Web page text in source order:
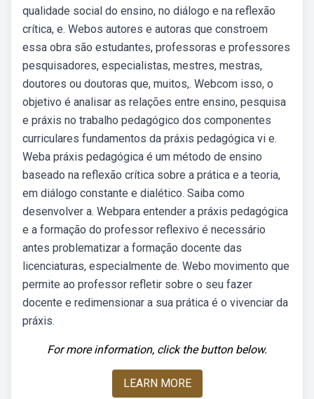
qualidade social do ensino, no diálogo e na reflexão
crítica, e. Webos autores e autoras que constroem
essa obra são estudantes, professoras e professores
pesquisadores, especialistas, mestres, mestras,
doutores ou doutoras que, muitos,. Webcom isso, o
objetivo é analisar as relações entre ensino, pesquisa
e práxis no trabalho pedagógico dos componentes
curriculares fundamentos da práxis pedagógica vi e.
Weba práxis pedagógica é um método de ensino
baseado na reflexão crítica sobre a prática e a teoria,
em diálogo constante e dialético. Saiba como
desenvolver a. Webpara entender a práxis pedagógica
e a formação do professor reflexivo é necessário
antes problematizar a formação docente das
licenciaturas, especialmente de. Webo movimento que
permite ao professor refletir sobre o seu fazer
docente e redimensionar a sua prática é o vivenciar da
práxis.
For more information, click the button below.
LEARN MORE